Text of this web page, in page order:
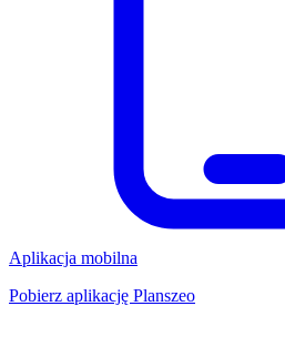
Aplikacja mobilna
Pobierz aplikację Planszeo